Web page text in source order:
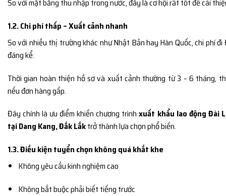
So với mặt bằng thu nhập trong nước, đây là cơ hội rất tốt để cải
1.2. Chi phí thấp – Xuất cảnh nhanh
So với nhiều thị trường khác nhưNhật Bảnhay Hàn Quốc, chi phí
đáng kể.
Thời gian hoàn thiện hồ sơ và xuất cảnh thường từ 3 – 6 tháng,
nếu đơn hàng gấp.
Đây chính là ưu điểm khiến chương trìnhxuất khẩu lao động Đài
tại Dang Kang, Đắk Lắktrở thành lựa chọn phổ biến.
1.3. Điều kiện tuyển chọn không quá khắt khe
Không yêu cầu kinh nghiệm cao
Không bắt buộc phải biết tiếng trước